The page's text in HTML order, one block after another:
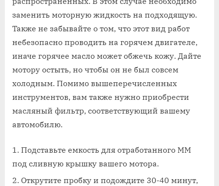
заменить моторную жидкость на подходящую.
Также не забывайте о том, что этот вид работ
небезопасно проводить на горячем двигателе,
иначе горячее масло может обжечь кожу. Дайте
мотору остыть, но чтобы он не был совсем
холодным. Помимо вышеперечисленных
инструментов, вам также нужно приобрести
масляный фильтр, соответствующий вашему
автомобилю.
Подставьте емкость для отработанного ММ
под сливную крышку вашего мотора.
Открутите пробку и подождите 30-40 минут,